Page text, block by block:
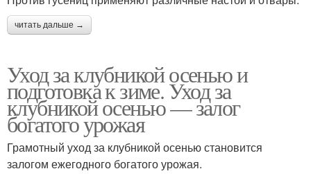
читать дальше →
Уход за клубникой осенью и
подготовка к зиме. Уход за
клубникой осенью — залог
богатого урожая
Грамотный уход за клубникой осенью становится
залогом ежегодного богатого урожая.